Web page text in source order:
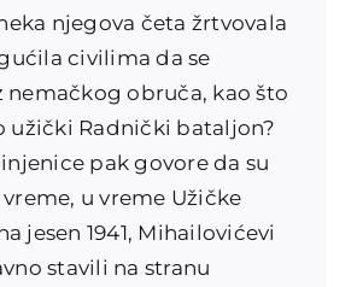
njegova četa žrtvovala
civilima da se
nemačkog obruča, kao što
užički Radnički bataljon?
pak govore da su
u vreme Užičke
jesen 1941, Mihailovićevi
stavili na stranu